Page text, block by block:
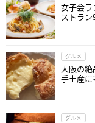
女子会ラ
ストラン
グルメ
大阪の絶
手土産に
グルメ